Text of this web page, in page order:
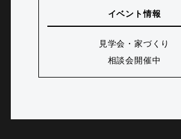
イベント情報
見学会・家づくり
相談会開催中